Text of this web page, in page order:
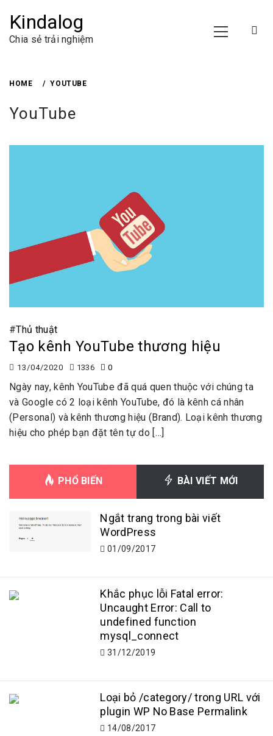
content
Kindalog
Chia sẻ trải nghiệm
Primary
Menu
HOME YOUTUBE
YouTube
#Thủ thuật
Tạo kênh YouTube thương hiệu
13/04/2020 1336 0
Ngày nay, kênh YouTube đã quá quen thuộc với chúng ta
và Google có 2 loại kênh YouTube, đó là kênh cá nhân
(Personal) và kênh thương hiệu (Brand). Loại kênh thương
hiệu cho phép bạn đặt tên tự do […]
PHỔ BIẾN BÀI VIẾT MỚI
Ngắt trang trong bài viết
WordPress
01/09/2017
Khắc phục lỗi Fatal error:
Uncaught Error: Call to
undefined function
mysql_connect
31/12/2019
Loại bỏ /category/ trong URL với
plugin WP No Base Permalink
14/08/2017